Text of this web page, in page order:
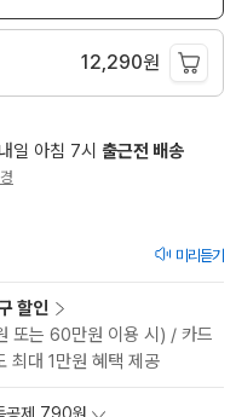
12,290원
일 아침 7시 출근전 배송
미리듣기
할인
또는 60만원 이용 시) / 카드
최대 1만원 혜택 제공